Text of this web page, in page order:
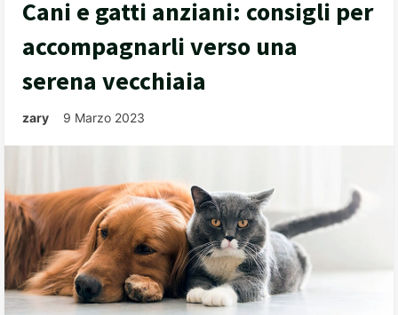
Cani e gatti anziani: consigli per
accompagnarli verso una
serena vecchiaia
zary 9 Marzo 2023